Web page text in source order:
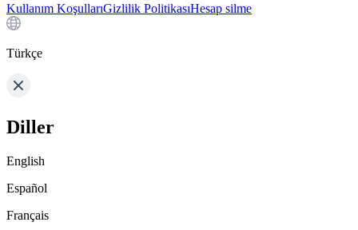
Kullanım KoşullarıGizlilik PolitikasıHesap silme
Türkçe
Diller
English
Español
Français